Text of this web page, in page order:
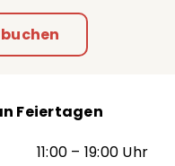
Feiertagen
11:00 – 19:00 Uhr